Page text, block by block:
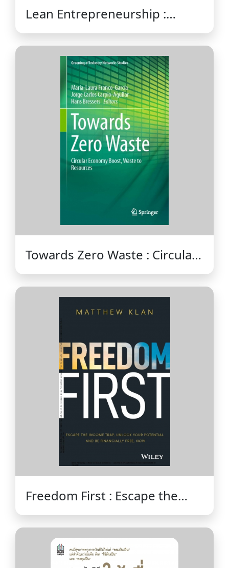
Lean Entrepreneurship :
Innovation in the Modern
Enterprise
Towards Zero Waste : Circular
Economy Boost, Waste to
Resources
Freedom First : Escape the
Income Trap, Unlock Your
Potential and Be Financially
Free, Now